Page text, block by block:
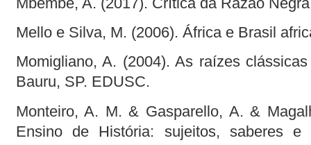
Mello e Silva, M. (2006). África e Brasil
Momigliano, A. (2004). As raízes
Bauru, SP. EDUSC.
Monteiro, A. M. & Gasparello, A. &
Ensino de História: sujeitos, saberes